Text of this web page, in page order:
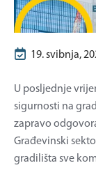
19. svibnja,
U posljednje
sigurnosti na
zapravo
Građevinski
gradilišta sve